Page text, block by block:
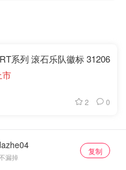
系列 滚石乐队徽标 31206
市
2 0
漏掉
复制